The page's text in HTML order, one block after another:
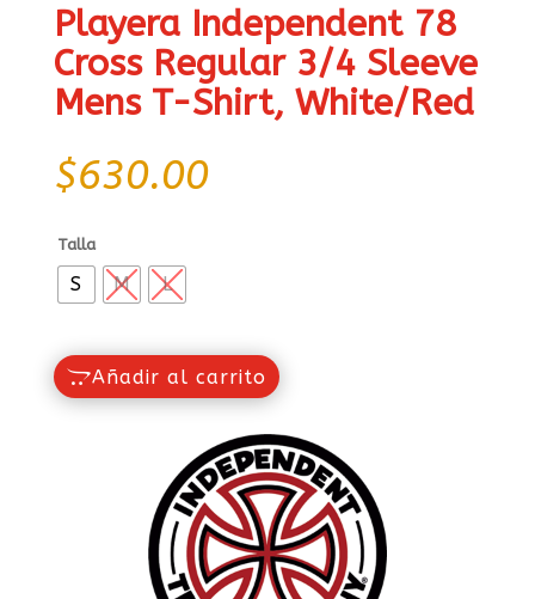
Playera Independent 78
Cross Regular 3/4 Sleeve
Mens T-Shirt, White/Red
$630.00
Talla
S M L
Añadir al carrito